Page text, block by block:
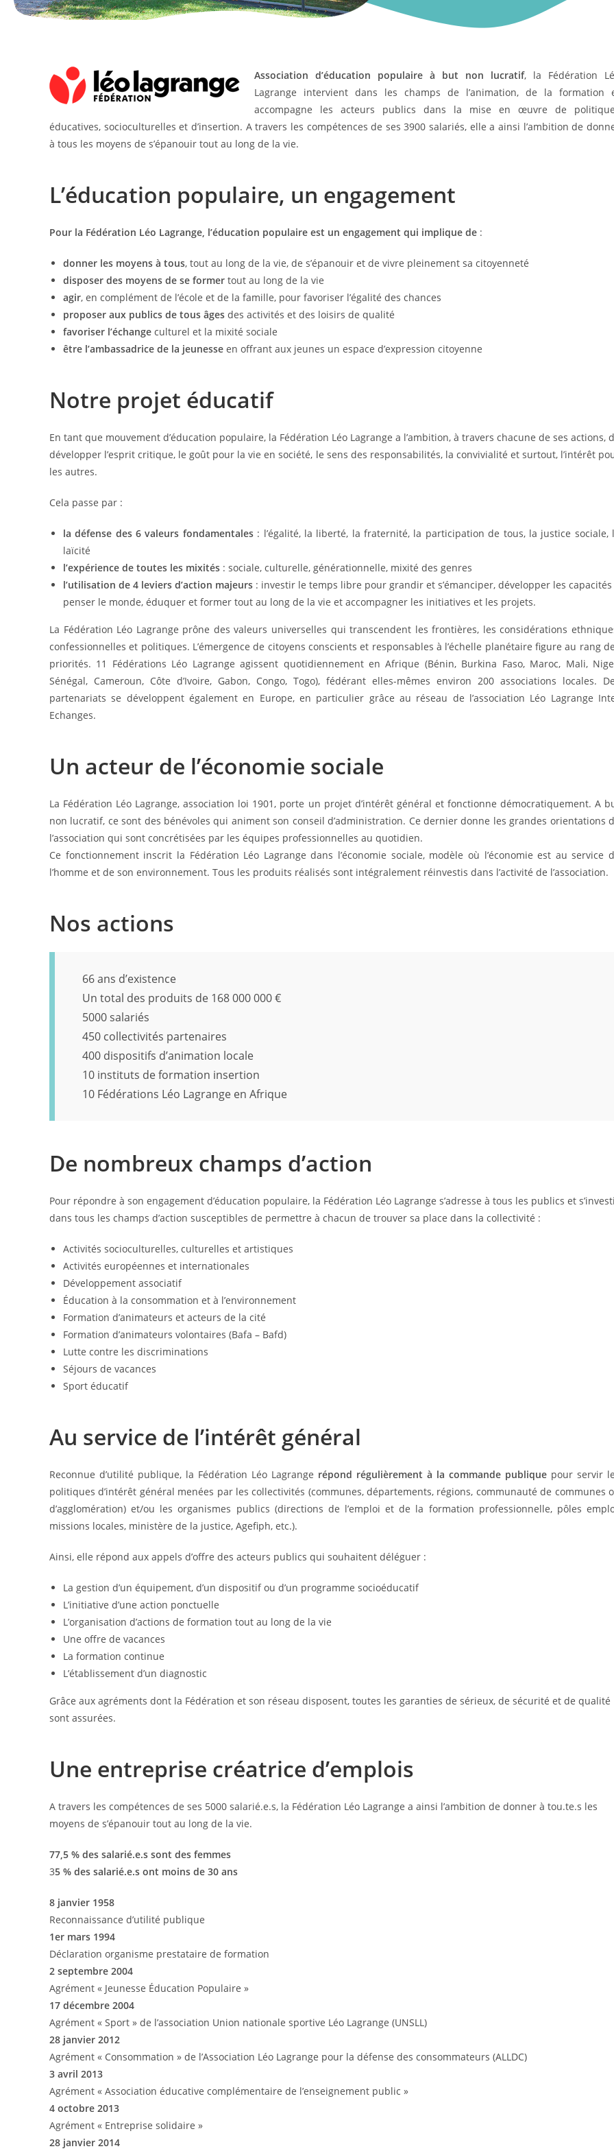
Association d’éducation populaire à but non lucratif, la Fédération
Lagrange intervient dans les champs de l’animation, de la formation
accompagne les acteurs publics dans la mise en œuvre de
éducatives, socioculturelles et d’insertion. A travers les compétences de ses 3900 salariés, elle a ainsi l’ambition de
à tous les moyens de s’épanouir tout au long de la vie.
L’éducation populaire, un engagement
Pour la Fédération Léo Lagrange, l’éducation populaire est un engagement qui implique de :
donner les moyens à tous, tout au long de la vie, de s’épanouir et de vivre pleinement sa citoyenneté
disposer des moyens de se former tout au long de la vie
agir, en complément de l’école et de la famille, pour favoriser l’égalité des chances
proposer aux publics de tous âges des activités et des loisirs de qualité
favoriser l’échange culturel et la mixité sociale
être l’ambassadrice de la jeunesse en offrant aux jeunes un espace d’expression citoyenne
Notre projet éducatif
En tant que mouvement d’éducation populaire, la Fédération Léo Lagrange a l’ambition, à travers chacune de ses actions,
développer l’esprit critique, le goût pour la vie en société, le sens des responsabilités, la convivialité et surtout, l’intérêt
les autres.
Cela passe par :
la défense des 6 valeurs fondamentales: l’égalité, la liberté, la fraternité, la participation de tous, la justice sociale,
laïcité
l’expérience de toutes les mixités : sociale, culturelle, générationnelle, mixité des genres
l’utilisation de 4 leviers d’action majeurs : investir le temps libre pour grandir et s’émanciper, développer les capacités
penser le monde, éduquer et former tout au long de la vie et accompagner les initiatives et les projets.
La Fédération Léo Lagrange prône des valeurs universelles qui transcendent les frontières, les considérations
confessionnelles et politiques. L’émergence de citoyens conscients et responsables à l’échelle planétaire figure au rang
priorités. 11 Fédérations Léo Lagrange agissent quotidiennement en Afrique (Bénin, Burkina Faso, Maroc, Mali,
Sénégal, Cameroun, Côte d’Ivoire, Gabon, Congo, Togo), fédérant elles-mêmes environ 200 associations locales.
partenariats se développent également en Europe, en particulier grâce au réseau de l’association Léo Lagrange
Echanges.
Un acteur de l’économie sociale
La Fédération Léo Lagrange, association loi 1901, porte un projet d’intérêt général et fonctionne démocratiquement. A
non lucratif, ce sont des bénévoles qui animent son conseil d’administration. Ce dernier donne les grandes orientations
l’association qui sont concrétisées par les équipes professionnelles au quotidien.
Ce fonctionnement inscrit la Fédération Léo Lagrange dans l’économie sociale, modèle où l’économie est au service
l’homme et de son environnement. Tous les produits réalisés sont intégralement réinvestis dans l’activité de l’association.
Nos actions
66 ans d’existence
Un total des produits de 168 000 000 €
5000 salariés
450 collectivités partenaires
400 dispositifs d’animation locale
10 instituts de formation insertion
10 Fédérations Léo Lagrange en Afrique
De nombreux champs d’action
Pour répondre à son engagement d’éducation populaire, la Fédération Léo Lagrange s’adresse à tous les publics et
dans tous les champs d’action susceptibles de permettre à chacun de trouver sa place dans la collectivité :
Activités socioculturelles, culturelles et artistiques
Activités européennes et internationales
Développement associatif
Éducation à la consommation et à l’environnement
Formation d’animateurs et acteurs de la cité
Formation d’animateurs volontaires (Bafa – Bafd)
Lutte contre les discriminations
Séjours de vacances
Sport éducatif
Au service de l’intérêt général
Reconnue d’utilité publique, la Fédération Léo Lagrange répond régulièrement à la commande publique pour servir
politiques d’intérêt général menées par les collectivités (communes, départements, régions, communauté de communes
d’agglomération) et/ou les organismes publics (directions de l’emploi et de la formation professionnelle, pôles
missions locales, ministère de la justice, Agefiph, etc.).
Ainsi, elle répond aux appels d’offre des acteurs publics qui souhaitent déléguer :
La gestion d’un équipement, d’un dispositif ou d’un programme socioéducatif
L’initiative d’une action ponctuelle
L’organisation d’actions de formation tout au long de la vie
Une offre de vacances
La formation continue
L’établissement d’un diagnostic
Grâce aux agréments dont la Fédération et son réseau disposent, toutes les garanties de sérieux, de sécurité et de qualité
sont assurées.
Une entreprise créatrice d’emplois
A travers les compétences de ses 5000 salarié.e.s, la Fédération Léo Lagrange a ainsi l’ambition de donner à tou.te.s les
moyens de s’épanouir tout au long de la vie.
77,5 % des salarié.e.s sont des femmes
35 % des salarié.e.s ont moins de 30 ans
8 janvier 1958
Reconnaissance d’utilité publique
1er mars 1994
Déclaration organisme prestataire de formation
2 septembre 2004
Agrément « Jeunesse Éducation Populaire »
17 décembre 2004
Agrément « Sport » de l’association Union nationale sportive Léo Lagrange (UNSLL)
28 janvier 2012
Agrément « Consommation » de l’Association Léo Lagrange pour la défense des consommateurs (ALLDC)
3 avril 2013
Agrément « Association éducative complémentaire de l’enseignement public »
4 octobre 2013
Agrément « Entreprise solidaire »
28 janvier 2014